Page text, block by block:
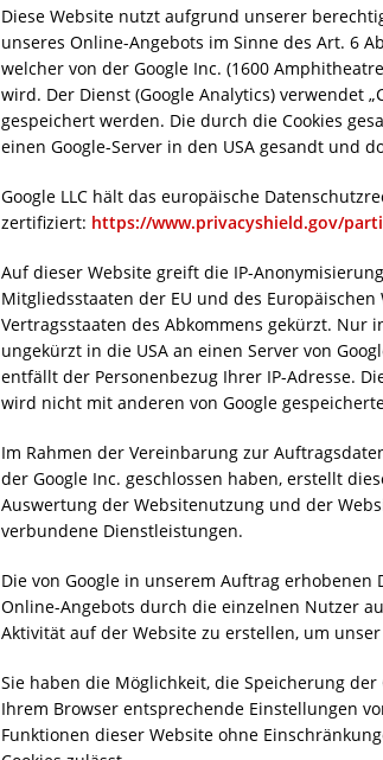
Diese Website nutzt aufgrund unserer
unseres Online-Angebots im Sinne des Art. 6
welcher von der Google Inc. (1600
wird. Der Dienst (Google Analytics) verwendet
gespeichert werden. Die durch die Cookies
einen Google-Server in den USA gesandt und
Google LLC hält das europäische
zertifiziert: https://www.privacyshield.gov/
Auf dieser Website greift die IP-
Mitgliedsstaaten der EU und des
Vertragsstaaten des Abkommens gekürzt. Nur
ungekürzt in die USA an einen Server von
entfällt der Personenbezug Ihrer IP-Adresse.
wird nicht mit anderen von Google
Im Rahmen der Vereinbarung zur
der Google Inc. geschlossen haben, erstellt
Auswertung der Websitenutzung und der
verbundene Dienstleistungen.
Die von Google in unserem Auftrag
Online-Angebots durch die einzelnen Nutzer
Aktivität auf der Website zu erstellen, um
Sie haben die Möglichkeit, die Speicherung
Ihrem Browser entsprechende Einstellungen
Funktionen dieser Website ohne